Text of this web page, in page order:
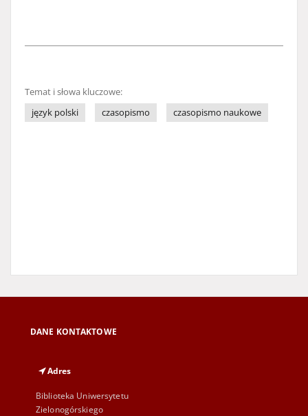
Temat i słowa kluczowe:
język polski
czasopismo czasopismo naukowe
DANE KONTAKTOWE
Adres
Biblioteka Uniwersytetu
Zielonogórskiego